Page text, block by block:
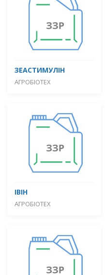
ЗЕАСТИМУЛІН
АГРОБІОТЕХ
ІВІН
АГРОБІОТЕХ